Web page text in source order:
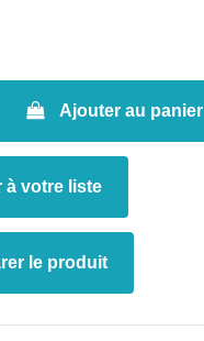
Ajouter au panier